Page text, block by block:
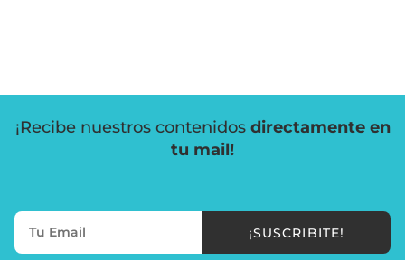
¡Recibe nuestros contenidos directamente en
tu mail!
¡SUSCRIBITE!